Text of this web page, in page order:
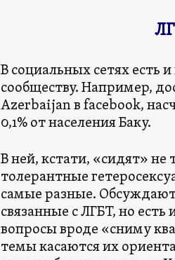
В социальных сетях есть
сообществу. Например,
Azerbaijan в facebook,
0,1% от населения Баку.
В ней, кстати, «сидят» не
толерантные
самые разные.
связанные с ЛГБТ, но
вопросы вроде «сниму
темы касаются их